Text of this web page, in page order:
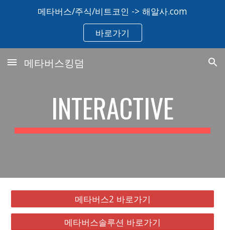
Skip to main content Skip to navigation
메타버스/주식/비트코인 -> 해알사.com
바로가기
메타버스킹덤
INTERACTIVE
메타버스2 바로가기
메타버스솔루션 바로가기